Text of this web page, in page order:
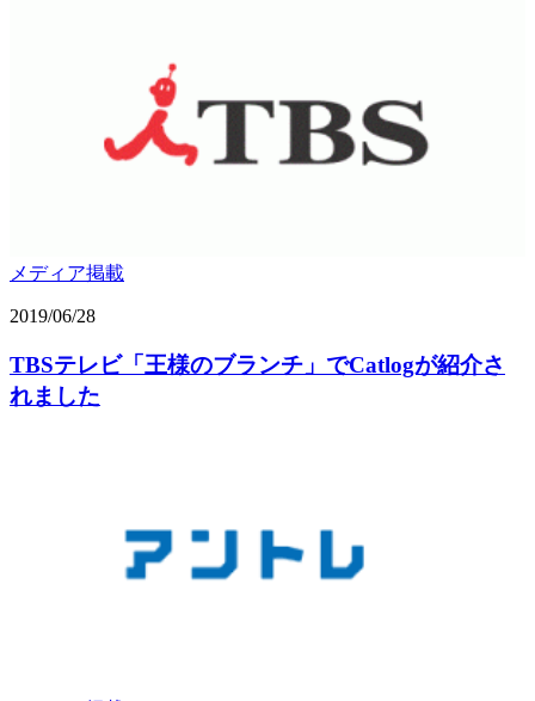
メディア掲載
2019/06/28
TBSテレビ「王様のブランチ」でCatlogが紹介さ
れました